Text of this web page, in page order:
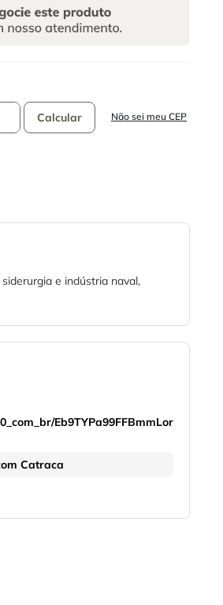
Não sei meu CEP
e indústria naval,
Eb9TYPa99FFBmmLor
Catraca